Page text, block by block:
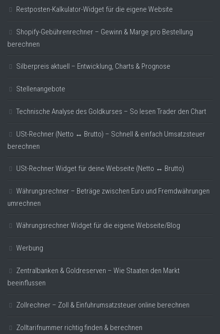
Restposten-Kalkulator-Widget für die eigene Website
Shopify-Gebührenrechner – Gewinn & Marge pro Bestellung
berechnen
Silberpreis aktuell – Entwicklung, Charts & Prognose
Stellenangebote
Technische Analyse des Goldkurses – So lesen Trader den Chart
USt-Rechner (Netto ↔ Brutto) – Schnell & einfach Umsatzsteuer
berechnen
USt-Rechner Widget für deine Webseite (Netto ↔ Brutto)
Währungsrechner – Beträge zwischen Euro und Fremdwährungen
umrechnen
Währungsrechner Widget für die eigene Webseite/Blog
Werbung
Zentralbanken & Goldreserven – Wie Staaten den Markt
beeinflussen
Zollrechner – Zoll & Einfuhrumsatzsteuer online berechnen
Zolltarifnummer richtig finden & berechnen